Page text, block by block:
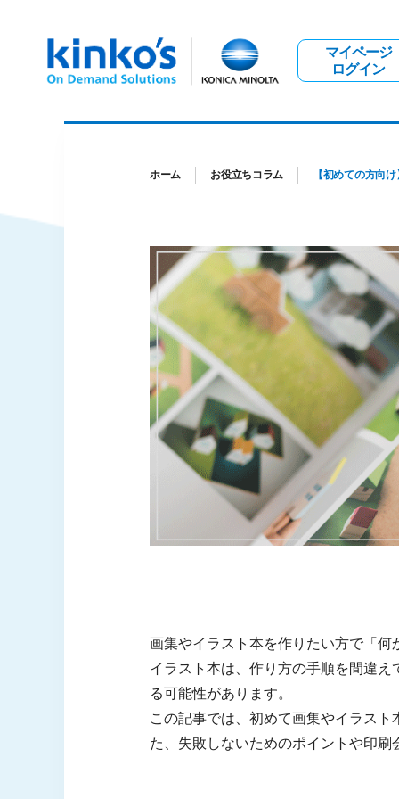
マイページ
ログイン
ホーム お役立ちコラム 【初めての方向
画集やイラスト本を作りたい方で「
イラスト本は、作り方の手順を間違
る可能性があります。
この記事では、初めて画集やイラス
た、失敗しないためのポイントや印